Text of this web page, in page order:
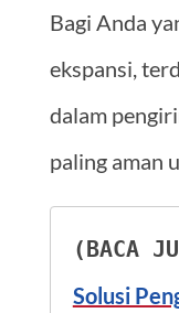
Bagi Anda
ekspansi,
dalam
paling aman
(BACA
Solusi